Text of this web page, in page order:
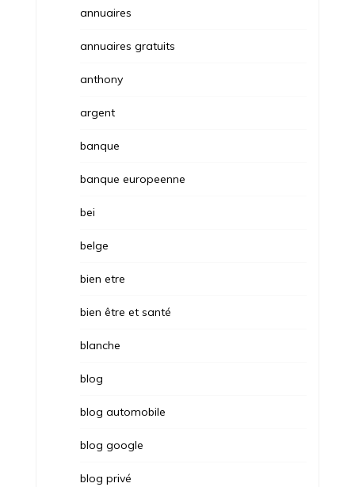
annuaires
annuaires gratuits
anthony
argent
banque
banque europeenne
bei
belge
bien etre
bien être et santé
blanche
blog
blog automobile
blog google
blog privé